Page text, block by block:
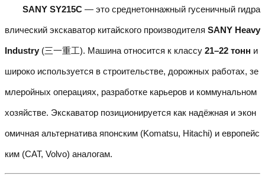
SANY SY215C — это среднетоннажный гусеничный гидра
влический экскаватор китайского производителя SANY Heavy
Industry (三一重工). Машина относится к классу 21–22 тонн и
широко используется в строительстве, дорожных работах, зе
млеройных операциях, разработке карьеров и коммунальном
хозяйстве. Экскаватор позиционируется как надёжная и экон
омичная альтернатива японским (Komatsu, Hitachi) и европейс
ким (CAT, Volvo) аналогам.